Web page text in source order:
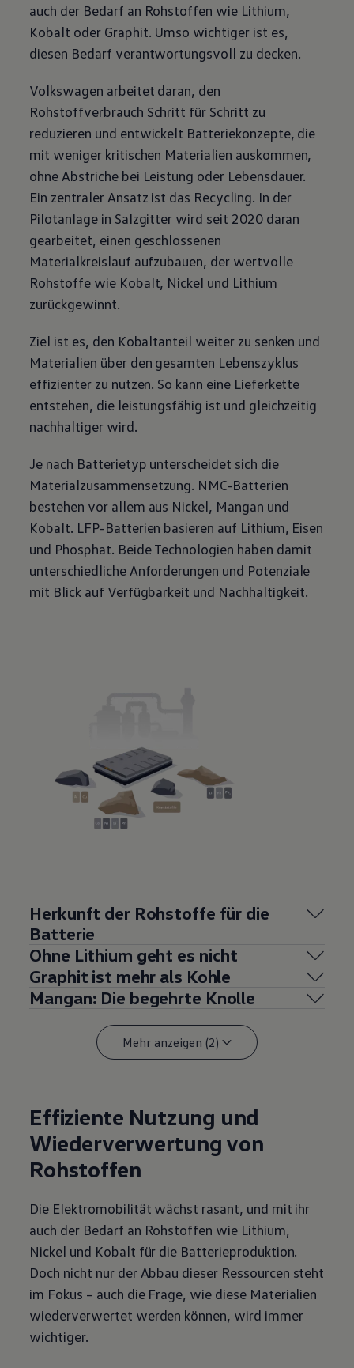
auch der Bedarf an Rohstoffen wie Lithium,
Kobalt oder Graphit. Umso wichtiger ist es,
diesen Bedarf verantwortungsvoll zu decken.
Volkswagen arbeitet daran, den
Rohstoffverbrauch Schritt für Schritt zu
reduzieren und entwickelt Batteriekonzepte, die
mit weniger kritischen Materialien auskommen,
ohne Abstriche bei Leistung oder Lebensdauer.
Ein zentraler Ansatz ist das Recycling. In der
Pilotanlage in Salzgitter wird seit 2020 daran
gearbeitet, einen geschlossenen
Materialkreislauf aufzubauen, der wertvolle
Rohstoffe wie Kobalt, Nickel und Lithium
zurückgewinnt.
Ziel ist es, den Kobaltanteil weiter zu senken und
Materialien über den gesamten Lebenszyklus
effizienter zu nutzen. So kann eine Lieferkette
entstehen, die leistungsfähig ist und gleichzeitig
nachhaltiger wird.
Je nach Batterietyp unterscheidet sich die
Materialzusammensetzung. NMC-Batterien
bestehen vor allem aus Nickel, Mangan und
Kobalt. LFP-Batterien basieren auf Lithium, Eisen
und Phosphat. Beide Technologien haben damit
unterschiedliche Anforderungen und Potenziale
mit Blick auf Verfügbarkeit und Nachhaltigkeit.
Herkunft der Rohstoffe für die
Batterie
Ohne Lithium geht es nicht
Graphit ist mehr als Kohle
Mangan: Die begehrte Knolle
Mehr anzeigen (2)
Effiziente Nutzung und
Wiederverwertung von
Rohstoffen
Die Elektromobilität wächst rasant, und mit ihr
auch der Bedarf an Rohstoffen wie Lithium,
Nickel und Kobalt für die Batterieproduktion.
Doch nicht nur der Abbau dieser Ressourcen steht
im Fokus – auch die Frage, wie diese Materialien
wiederverwertet werden können, wird immer
wichtiger.